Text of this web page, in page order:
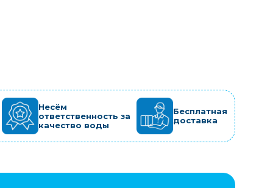
Несём
ответственность за
качество воды
Бесплатная
доставка